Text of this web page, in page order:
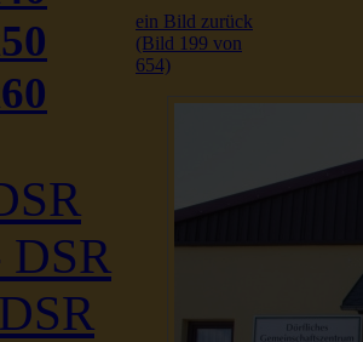
ein Bild zurück
(Bild 199 von
654)